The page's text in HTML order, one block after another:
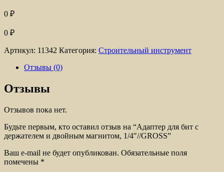
0 ₽
0 ₽
Артикул: 11342 Категория: Строительный инструмент
Отзывы (0)
Отзывы
Отзывов пока нет.
Будьте первым, кто оставил отзыв на “Адаптер для бит с
держателем и двойным магнитом, 1/4″//GROSS”
Ваш e-mail не будет опубликован. Обязательные поля
помечены *